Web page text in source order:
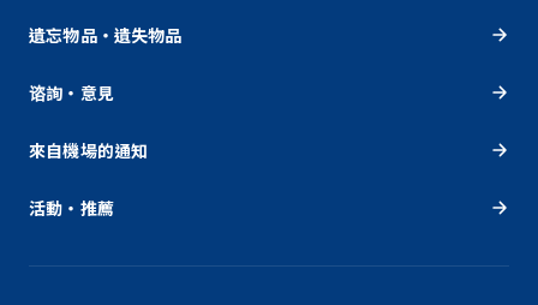
遺忘物品・遺失物品
谘詢・意見
來自機場的通知
活動・推薦